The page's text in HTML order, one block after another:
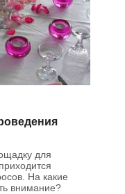
для
На какие
внимание?